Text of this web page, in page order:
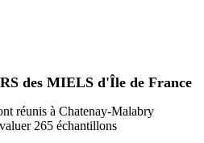
des MIELS d'Île de France
réunis à Chatenay-Malabry
265 échantillons